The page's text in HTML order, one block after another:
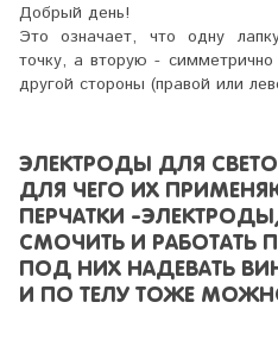
Добрый день!
Это означает, что одну
точку, а вторую - симметрично
другой стороны (правой или
ЭЛЕКТРОДЫ ДЛЯ
ДЛЯ ЧЕГО ИХ
ПЕРЧАТКИ -
СМОЧИТЬ И РАБОТАТЬ
ПОД НИХ НАДЕВАТЬ
И ПО ТЕЛУ ТОЖЕ